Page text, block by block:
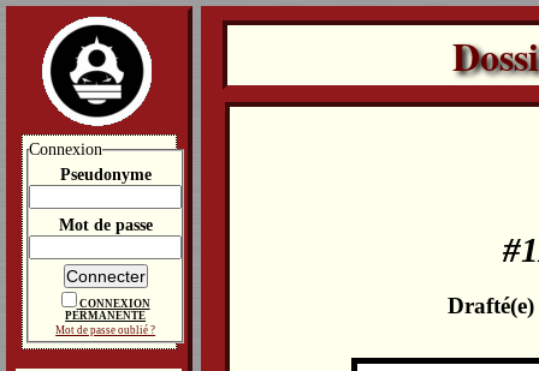
Connexion
Pseudonyme
Mot de passe
CONNEXION
PERMANENTE
Mot de passe oublié ?